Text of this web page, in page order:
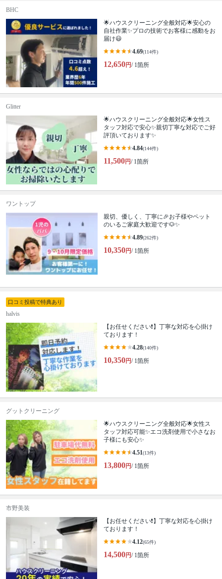
BHC
🌟ハウスクリーニング全般対応🌟安心の
自社作業✨プロの技術でお客様に感動をお
届け😃
4.69(114件)
12,650円/ 1箇所
Glitter
🌟ハウスクリーニング全般対応🌟女性ス
タッフ対応で安心✨親切丁寧な対応でご好
評頂いております✨
4.84(144件)
11,500円/ 1箇所
ワントップ
親切、優しく、丁寧に🎉お子様やペット
のいるご家庭大歓迎です🐶✨
4.89(262件)
10,350円/ 1箇所
口コミ投稿で特典あり
halvis
【お任せください❗️】丁寧な対応を心掛け
ております！
4.28(140件)
10,350円/ 1箇所
グットクリーニング
🌟ハウスクリーニング全般対応🌟女性ス
タッフ対応可能✨エコ洗剤使用で小さなお
子様にも安心✨
4.51(13件)
13,800円/ 1箇所
市野美装
【お任せください❗️】丁寧な対応を心掛け
ております！
4.12(65件)
14,500円/ 1箇所